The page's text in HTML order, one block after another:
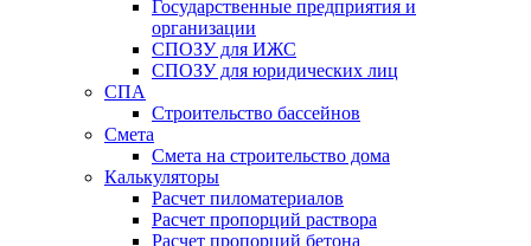
Государственные предприятия и
организации
СПОЗУ для ИЖС
СПОЗУ для юридических лиц
СПА
Строительство бассейнов
Смета
Смета на строительство дома
Калькуляторы
Расчет пиломатериалов
Расчет пропорций раствора
Расчет пропорций бетона